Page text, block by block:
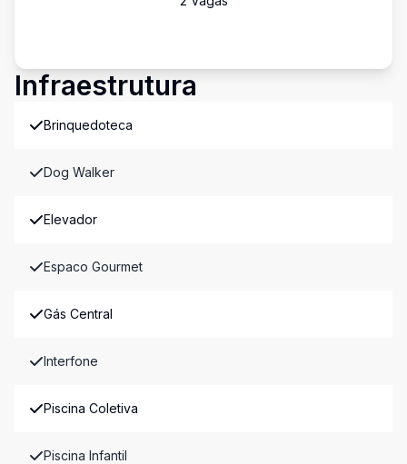
Infraestrutura
Brinquedoteca
Dog Walker
Elevador
Espaco Gourmet
Gás Central
Interfone
Piscina Coletiva
Piscina Infantil